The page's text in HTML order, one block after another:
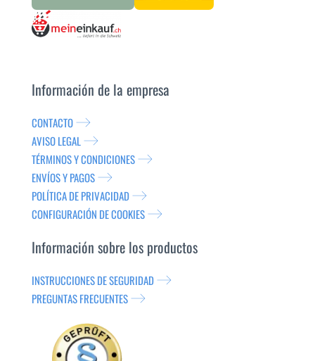
Información de la empresa
CONTACTO
AVISO LEGAL
TÉRMINOS Y CONDICIONES
ENVÍOS Y PAGOS
POLÍTICA DE PRIVACIDAD
CONFIGURACIÓN DE COOKIES
Información sobre los productos
INSTRUCCIONES DE SEGURIDAD
PREGUNTAS FRECUENTES